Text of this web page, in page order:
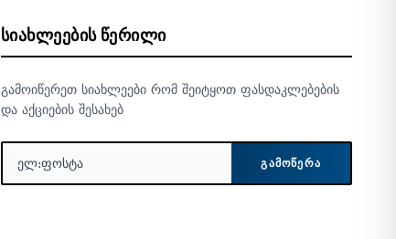
ᲡᲘᲐᲮᲚᲔᲔᲑᲘᲡ ᲬᲔᲠᲘᲚᲘ
გამოიწერეთ სიახლეები რომ შეიტყოთ ფასდაკლებების
და აქციების შესახებ
ᲒᲐᲛᲝᲬᲔᲠᲐ